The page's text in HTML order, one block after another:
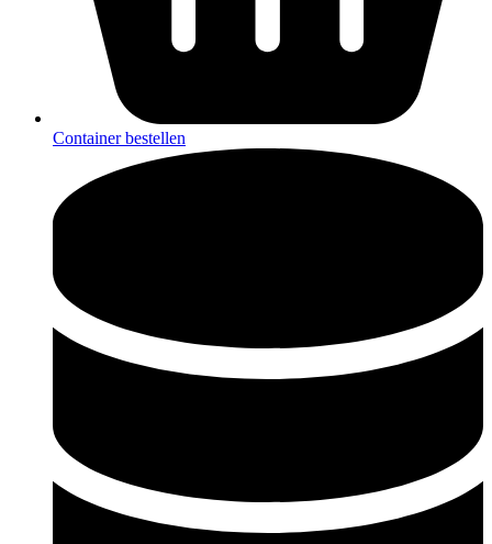
Container bestellen